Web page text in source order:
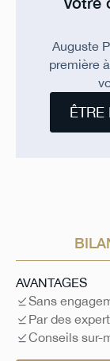
Auguste
première
ÊTRE
AVANTAGES
Sans
Par des
Conseils sur-